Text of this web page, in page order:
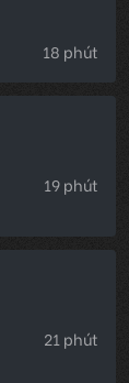
18 phút
19 phút
21 phút